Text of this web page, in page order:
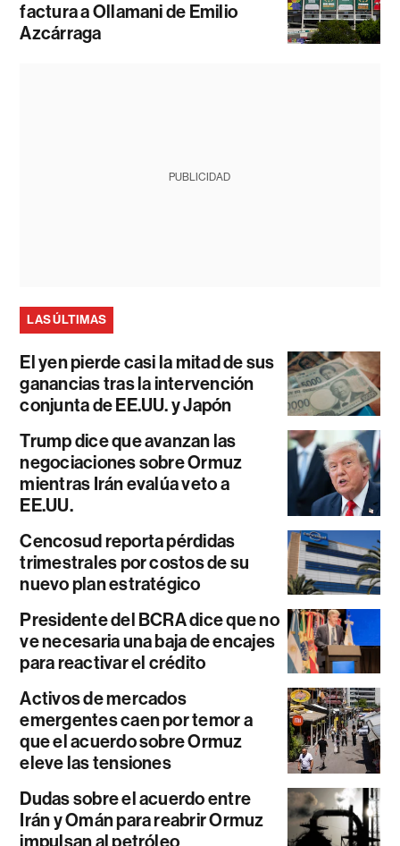
factura a Ollamani de Emilio
Azcárraga
PUBLICIDAD
LAS ÚLTIMAS
El yen pierde casi la mitad de sus
ganancias tras la intervención
conjunta de EE.UU. y Japón
Trump dice que avanzan las
negociaciones sobre Ormuz
mientras Irán evalúa veto a
EE.UU.
Cencosud reporta pérdidas
trimestrales por costos de su
nuevo plan estratégico
Presidente del BCRA dice que no
ve necesaria una baja de encajes
para reactivar el crédito
Activos de mercados
emergentes caen por temor a
que el acuerdo sobre Ormuz
eleve las tensiones
Dudas sobre el acuerdo entre
Irán y Omán para reabrir Ormuz
impulsan al petróleo